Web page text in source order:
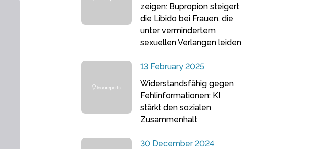
zeigen: Bupropion steigert
die Libido bei Frauen, die
unter vermindertem
sexuellen Verlangen leiden
13 February 2025
Widerstandsfähig gegen
Fehlinformationen: KI
stärkt den sozialen
Zusammenhalt
30 December 2024